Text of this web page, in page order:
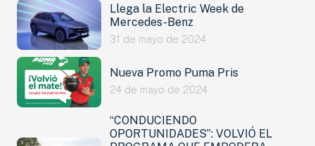
Llega la Electric Week de
Mercedes-Benz
31 de mayo de 2024
Nueva Promo Puma Pris
24 de mayo de 2024
“CONDUCIENDO
OPORTUNIDADES”: VOLVIÓ EL